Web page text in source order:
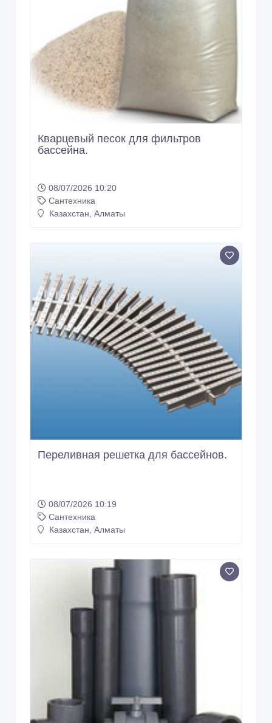
Кварцевый песок для фильтров
бассейна.
08/07/2026 10:20
Сантехника
Казахстан, Алматы
Переливная решетка для бассейнов.
08/07/2026 10:19
Сантехника
Казахстан, Алматы